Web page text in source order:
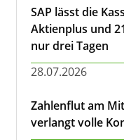
SAP lässt die
Aktienplus und
nur drei Tagen
28.07.2026
Zahlenflut am
verlangt volle